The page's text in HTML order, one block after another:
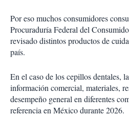
Por eso muchos consumidores
Procuraduría Federal del
revisado distintos productos de
país.
En el caso de los cepillos dentales, la
información comercial, materiales,
desempeño general en diferentes
referencia en México durante 2026.